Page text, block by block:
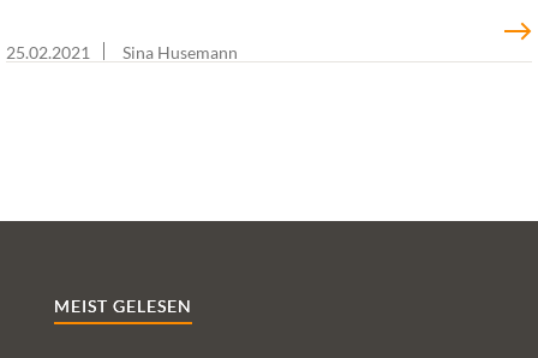
Chris Rehse, Mitglied unseres Expertennetzwerks
25.02.2021 Sina Husemann
MEIST GELESEN